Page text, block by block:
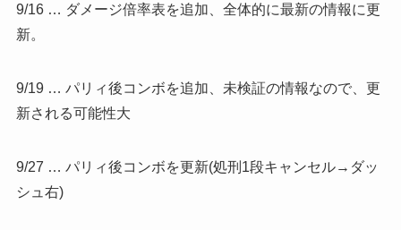
9/16 … ダメージ倍率表を追加、全体的に最新の情報に更
新。
9/19 … パリィ後コンボを追加、未検証の情報なので、更
新される可能性大
9/27 … パリィ後コンボを更新(処刑1段キャンセル→ダッ
シュ右)